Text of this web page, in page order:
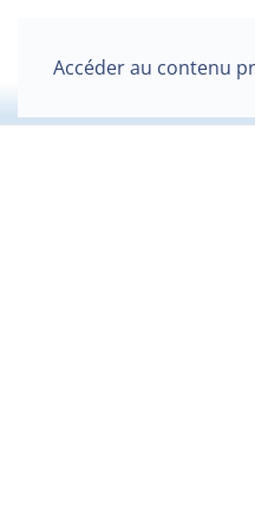
Accéder au contenu
Site officiel de la